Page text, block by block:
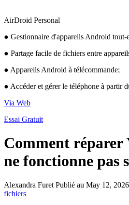
AirDroid Personal
● Gestionnaire d'appareils Android tout-
● Partage facile de fichiers entre
● Appareils Android à télécommande;
● Accéder et gérer le téléphone à partir
Via Web
Essai Gratuit
Comment réparer
ne fonctionne pas
Alexandra Furet Publié au May 12, 2026
fichiers